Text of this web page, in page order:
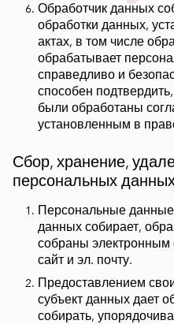
Обработчик данных
обработки данных,
актах, в том числе
обрабатывает
справедливо и
способен
были обработаны
установленным в
Сбор, хранение,
персональных
Персональные
данных собирает,
собраны электронным
сайт и эл. почту.
Предоставлением
субъект данных дает
собирать,